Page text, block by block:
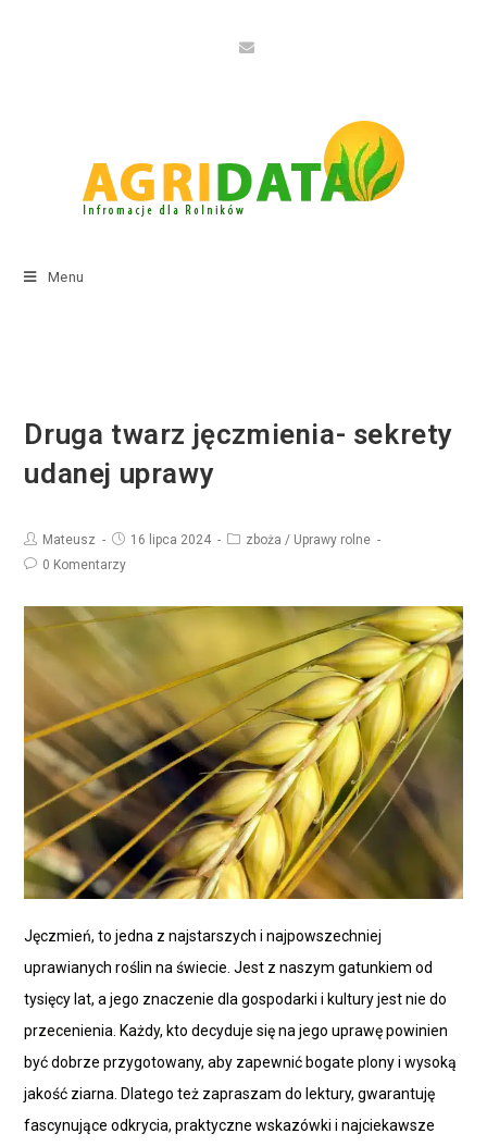
Menu
Druga twarz jęczmienia- sekrety
udanej uprawy
Mateusz 16 lipca 2024 zboża / Uprawy rolne
0 Komentarzy
Jęczmień, to jedna z najstarszych i najpowszechniej
uprawianych roślin na świecie. Jest z naszym gatunkiem od
tysięcy lat, a jego znaczenie dla gospodarki i kultury jest nie do
przecenienia. Każdy, kto decyduje się na jego uprawę powinien
być dobrze przygotowany, aby zapewnić bogate plony i wysoką
jakość ziarna. Dlatego też zapraszam do lektury, gwarantuję
fascynujące odkrycia, praktyczne wskazówki i najciekawsze